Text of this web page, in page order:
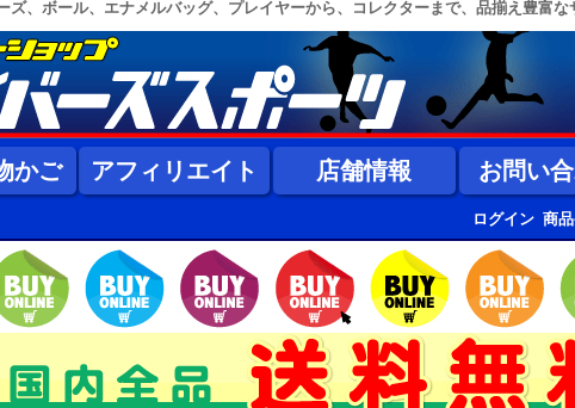
ズ、ボール、エナメルバッグ、プレイヤーから、コレクターまで、品揃え豊富
かご アフィリエイト 店舗情報 お問い
ログイン 商